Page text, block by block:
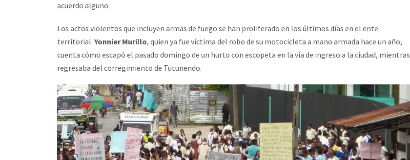
acuerdo alguno.
Los actos violentos que incluyen armas de fuego se han proliferado en los últimos días en el ente
territorial. Yonnier Murillo, quien ya fue víctima del robo de su motocicleta a mano armada hace un año,
cuenta cómo escapó el pasado domingo de un hurto con escopeta en la vía de ingreso a la ciudad, mientras
regresaba del corregimiento de Tutunendo.